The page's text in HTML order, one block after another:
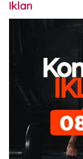
Iklan